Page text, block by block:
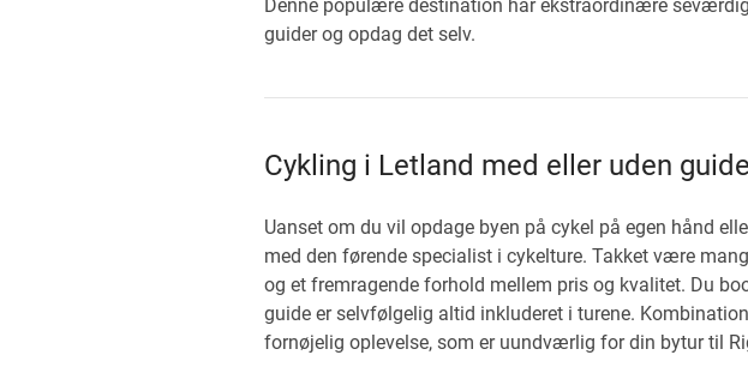
Denne populære destination har ekstraordinære
guider og opdag det selv.
Cykling i Letland med eller uden guide
Uanset om du vil opdage byen på cykel på egen hånd
med den førende specialist i cykelture. Takket være
og et fremragende forhold mellem pris og kvalitet. Du
guide er selvfølgelig altid inkluderet i turene.
fornøjelig oplevelse, som er uundværlig for din bytur til